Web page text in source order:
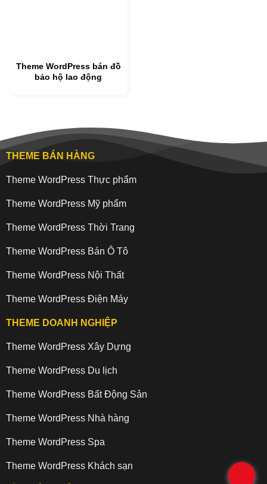
Theme WordPress bán đồ
bảo hộ lao động
THEME BÁN HÀNG
Theme WordPress Thực phẩm
Theme WordPress Mỹ phẩm
Theme WordPress Thời Trang
Theme WordPress Bán Ô Tô
Theme WordPress Nội Thất
Theme WordPress Điện Máy
THEME DOANH NGHIỆP
Theme WordPress Xây Dựng
Theme WordPress Du lịch
Theme WordPress Bất Động Sản
Theme WordPress Nhà hàng
Theme WordPress Spa
Theme WordPress Khách sạn